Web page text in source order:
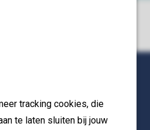
tracking cookies, die
te laten sluiten bij jouw